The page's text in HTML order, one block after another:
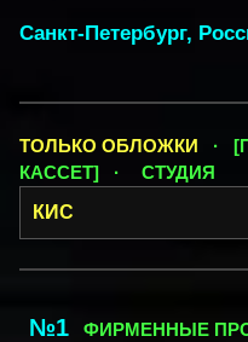
Санкт-Петербург,
ТОЛЬКО ОБЛОЖКИ ·
КАССЕТ] ·
СТУДИЯ
№1
ФИРМЕННЫЕ